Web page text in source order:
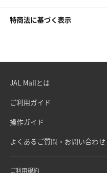
特商法に基づく表示
JAL Mallとは
ご利用ガイド
操作ガイド
よくあるご質問・お問い合わせ
ご利用規約